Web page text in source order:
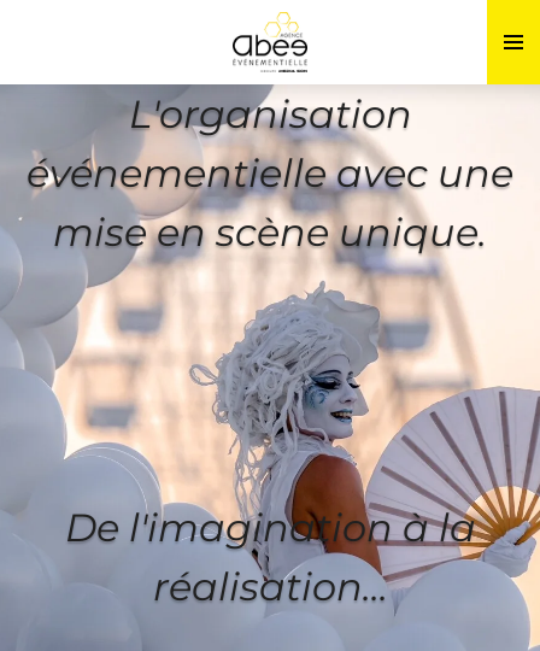
contenu
L'organisation
événementielle avec une
mise en scène unique.
De l'imagination à la
réalisation...